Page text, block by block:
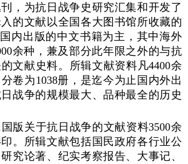
，为抗日战争史研究汇集和开发了
的文献以全国各大图书馆所收藏的
内出版的中文书籍为主，其中海外
余种，兼及部分此年限之外的与抗
文献史料。所辑文献资料凡4400余
卷为1038册，是迄今为止国内外出
战争的规模最大、品种最全的历史
关于抗日战争的文献资料3500余
。所辑文献包括国民政府各行业公
究论著、纪实考察报告、大事记、